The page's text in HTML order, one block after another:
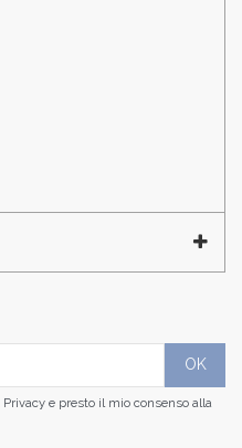
Privacy e presto il mio consenso alla